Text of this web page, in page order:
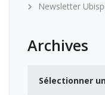
Newsletter
Archives